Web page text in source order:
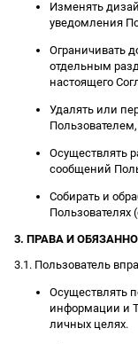
Изменять
уведомления
Ограничивать
отдельным
настоящего
Удалять или
Осуществлять
сообщений
Собирать и
Пользователях
3. ПРАВА И
3.1. Пользователь
Осуществлять
информации и
личных целях.